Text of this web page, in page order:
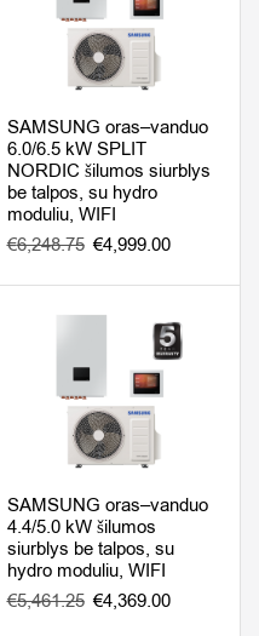
SAMSUNG oras–vanduo
6.0/6.5 kW SPLIT
NORDIC šilumos siurblys
be talpos, su hydro
moduliu, WIFI
€6,248.75 €4,999.00
SAMSUNG oras–vanduo
4.4/5.0 kW šilumos
siurblys be talpos, su
hydro moduliu, WIFI
€5,461.25 €4,369.00